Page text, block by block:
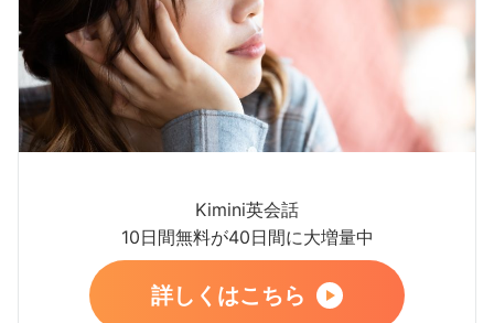
Kimini英会話
10日間無料が40日間に大増量中
詳しくはこちら